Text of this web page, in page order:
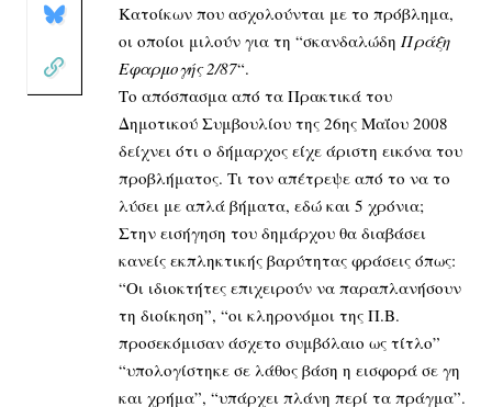
Κατοίκων που ασχολούνται με το πρόβλημα,
οι οποίοι μιλούν για τη “σκανδαλώδη Πράξη
Εφαρμογής 2/87“.
Το απόσπασμα από τα Πρακτικά του
Δημοτικού Συμβουλίου της 26ης Μαΐου 2008
δείχνει ότι ο δήμαρχος είχε άριστη εικόνα του
προβλήματος. Τι τον απέτρεψε από το να το
λύσει με απλά βήματα, εδώ και 5 χρόνια;
Στην εισήγηση του δημάρχου θα διαβάσει
κανείς εκπληκτικής βαρύτητας φράσεις όπως:
“Οι ιδιοκτήτες επιχειρούν να παραπλανήσουν
τη διοίκηση”, “οι κληρονόμοι της Π.Β.
προσεκόμισαν άσχετο συμβόλαιο ως τίτλο”
“υπολογίστηκε σε λάθος βάση η εισφορά σε γη
και χρήμα”, “υπάρχει πλάνη περί τα πράγμα”.